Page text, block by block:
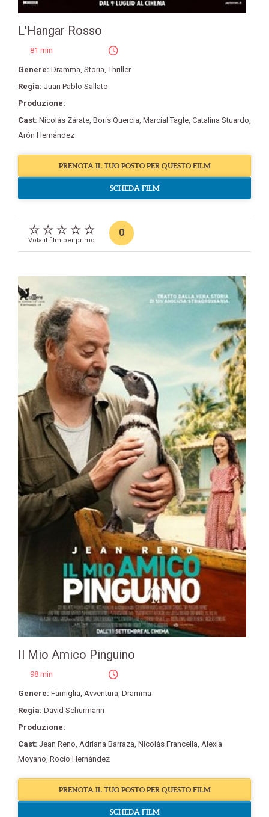
L'Hangar Rosso
81 min
Genere: Dramma, Storia,Thriller
Regia: Juan Pablo Sallato
Produzione:
Cast: Nicolás Zárate, Boris Quercia, Marcial Tagle, Catalina Stuardo,
Arón Hernández
PRENOTA IL TUO POSTO PER QUESTO FILM
SCHEDA FILM
Vota il film per primo
0
Il Mio Amico Pinguino
98 min
Genere: Famiglia, Avventura, Dramma
Regia: David Schurmann
Produzione:
Cast: Jean Reno, Adriana Barraza, Nicolás Francella, Alexia
Moyano, Rocío Hernández
PRENOTA IL TUO POSTO PER QUESTO FILM
SCHEDA FILM